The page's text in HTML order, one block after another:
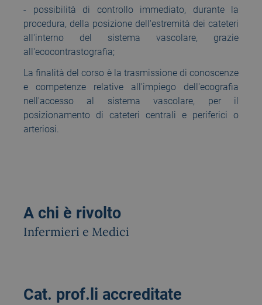
- possibilità di controllo immediato, durante la
procedura, della posizione dell'estremità dei cateteri
all'interno del sistema vascolare, grazie
all'ecocontrastografia;
La finalità del corso è la trasmissione di conoscenze
e competenze relative all'impiego dell'ecografia
nell'accesso al sistema vascolare, per il
posizionamento di cateteri centrali e periferici o
arteriosi.
A chi è rivolto
Infermieri e Medici
Cat. prof.li accreditate